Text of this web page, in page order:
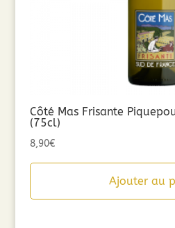
Côté Mas Frisante
(75cl)
8,90€
Ajouter au